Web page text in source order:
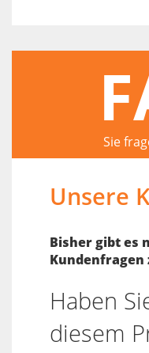
Sie
Unsere
Bisher gibt es
Kundenfragen
Haben
diesem